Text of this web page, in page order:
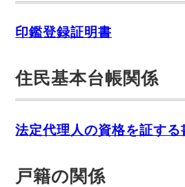
印鑑登録証明書
住民基本台帳関係
法定代理人の資格を証する
戸籍の関係